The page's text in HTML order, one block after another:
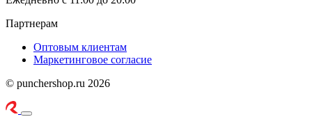
Партнерам
Оптовым клиентам
Маркетинговое согласие
© punchershop.ru 2026